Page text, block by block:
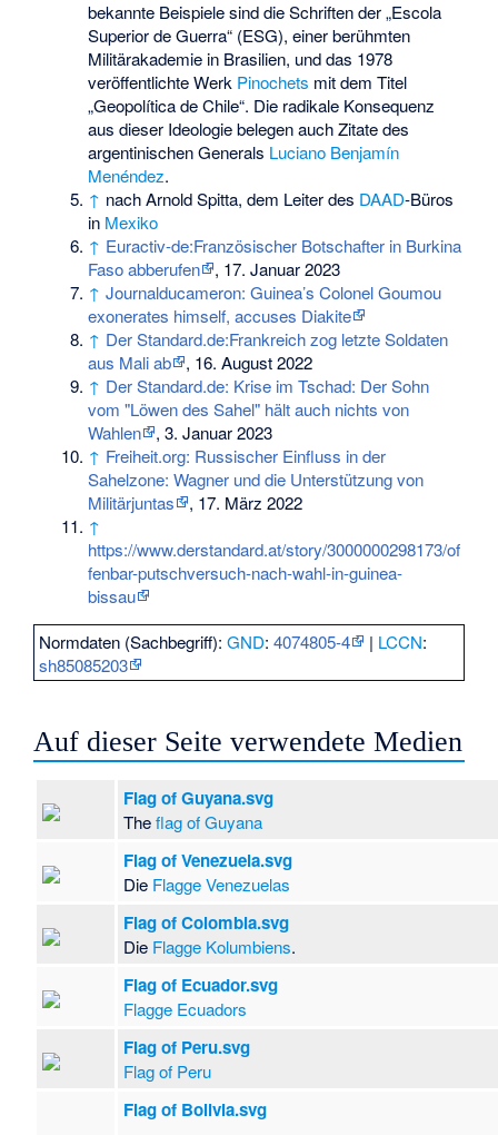
bekannte Beispiele sind die Schriften der „Escola
Superior de Guerra“ (ESG), einer berühmten
Militärakademie in Brasilien, und das 1978
veröffentlichte Werk Pinochets mit dem Titel
„Geopolítica de Chile“. Die radikale Konsequenz
aus dieser Ideologie belegen auch Zitate des
argentinischen Generals Luciano Benjamín
Menéndez.
↑ nachArnold Spitta, dem Leiter des DAAD-Büros
in Mexiko
↑ Euractiv-de:Französischer Botschafter in Burkina
Faso abberufen
, 17. Januar 2023
↑ Journalducameron: Guinea’s Colonel Goumou
exonerates himself, accuses Diakite
↑ Der Standard.de:Frankreich zog letzte Soldaten
aus Mali ab
, 16. August 2022
↑ Der Standard.de: Krise im Tschad: Der Sohn
vom "Löwen des Sahel" hält auch nichts von
Wahlen
, 3. Januar 2023
↑ Freiheit.org: Russischer Einfluss in der
Sahelzone: Wagner und die Unterstützung von
Militärjuntas
, 17. März 2022
↑
https://www.derstandard.at/story/3000000298173/of
fenbar-putschversuch-nach-wahl-in-guinea-
bissau
Normdaten (Sachbegriff):GND:4074805-4 | LCCN:
sh85085203
Auf dieser Seite verwendete Medien
Flag of Guyana.svg
Theflag of Guyana
Flag of Venezuela.svg
Die Flagge Venezuelas
Flag of Colombia.svg
Die Flagge Kolumbiens.
Flag of Ecuador.svg
Flagge Ecuadors
Flag of Peru.svg
Flag of Peru
Flag of Bolivia.svg